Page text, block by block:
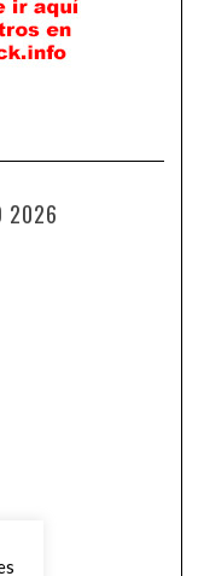
2026